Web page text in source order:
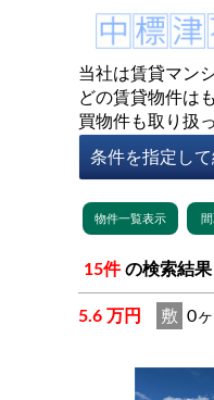
当社は賃貸マン
どの賃貸物件は
買物件も取り扱
15件 の検索結果
5.6 万円 敷 0